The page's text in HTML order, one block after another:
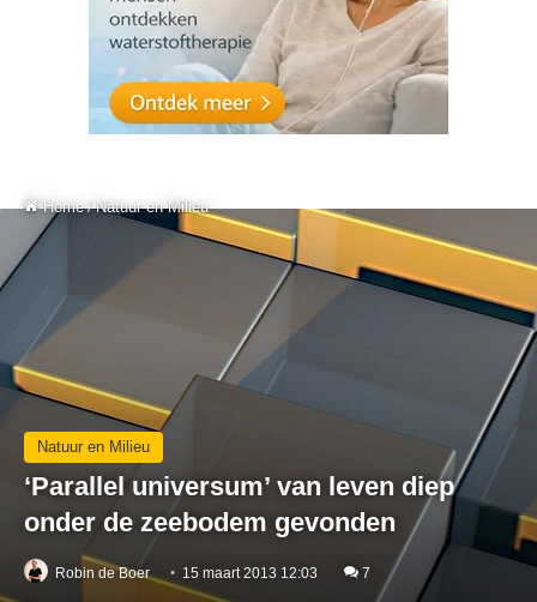
Home / Natuur en Milieu
Natuur en Milieu
‘Parallel universum’ van leven diep
onder de zeebodem gevonden
Robin de Boer 15 maart 2013 12:03 7